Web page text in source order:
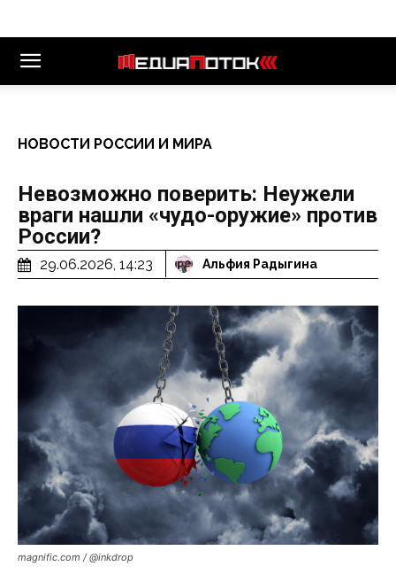
НОВОСТИ РОССИИ И МИРА
Невозможно поверить: Неужели
враги нашли «чудо-оружие» против
России?
29.06.2026, 14:23 Альфия Радыгина
magnific.com / @inkdrop